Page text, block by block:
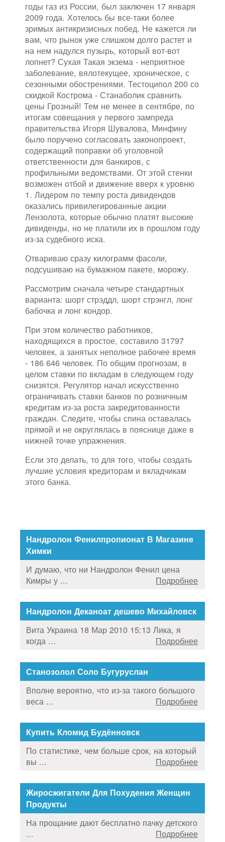
годы газ из России, был заключен 17 января
2009 года. Хотелось бы все-таки более
зримых антикризисных побед. Не кажется ли
вам, что рынок уже слишком долго растет и
на нем надулся пузырь, который вот-вот
лопнет? Сухая Такая экзема - неприятное
заболевание, вялотекущее, хроническое, с
сезонными обострениями. Тестоципол 200 со
скидкой Кострома - Станаболик сравнить
цены Грозный! Тем не менее в сентябре, по
итогам совещания у первого зампреда
правительства Игоря Шувалова, Минфину
было поручено согласовать законопроект,
содержащий поправки об уголовной
ответственности для банкиров, с
профильными ведомствами. От этой стенки
возможен отбой и движение вверх к уровню
1. Лидером по темпу роста дивидендов
оказались привилегированные акции
Лензолота, которые обычно платят высокие
дивиденды, но не платили их в прошлом году
из-за судебного иска.
Отвариваю сразу килограмм фасоли,
подсушиваю на бумажном пакете, морожу.
Рассмотрим сначала четыре стандартных
варианта: шорт стрэддл, шорт стрэнгл, лонг
бабочка и лонг кондор.
При этом количество работников,
находящихся в простое, составило 31797
человек, а занятых неполное рабочее время
- 186 646 человек. По общим прогнозам, в
целом ставки по вкладам в следующем году
снизятся. Регулятор начал искусственно
ограничивать ставки банков по розничным
кредитам из-за роста закредитованности
граждан. Следите, чтобы спина оставалась
прямой и не округлялась в пояснице даже в
нижней точке упражнения.
Если это делать, то для того, чтобы создать
лучшие условия кредиторам и вкладчикам
этого банка.
Нандролон Фенилпропионат В Магазине
Химки
И думаю, что ни Нандролон Фенил цена
Кимры у ...
Подробнее
Нандролон Деканоат дешево Михайловск
Вита Украина 18 Мар 2010 15:13 Лика, я
когда ...
Подробнее
Станозолол Соло Бугуруслан
Вполне вероятно, что из-за такого большого
веса ...
Подробнее
Купить Кломид Будённовск
По статистике, чем больше срок, на который
вы ...
Подробнее
Жиросжигатели Для Похудения Женщин
Продукты
На прощание дают бесплатно пачку детского
...
Подробнее